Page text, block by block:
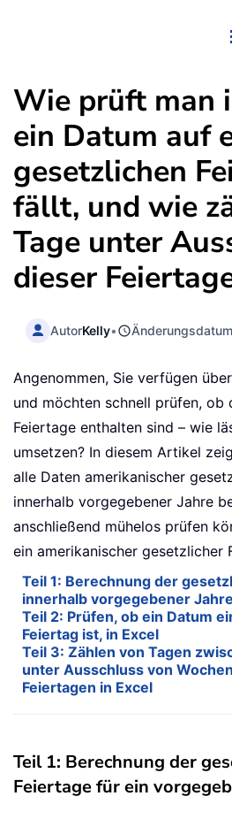
Wie prüft man
ein Datum auf
gesetzlichen
fällt, und wie
Tage unter
dieser
AutorKelly• Änderungsdatum
Angenommen, Sie verfügen
und möchten schnell prüfen, ob
Feiertage enthalten sind – wie
umsetzen? In diesem Artikel
alle Daten amerikanischer
innerhalb vorgegebener Jahre
anschließend mühelos prüfen
ein amerikanischer gesetzlicher
Teil 1: Berechnung der
innerhalb vorgegebener
Teil 2: Prüfen, ob ein Datum
Feiertag ist, in Excel
Teil 3: Zählen von Tagen
unter Ausschluss von
Feiertagen in Excel
Teil 1: Berechnung der
Feiertage für ein